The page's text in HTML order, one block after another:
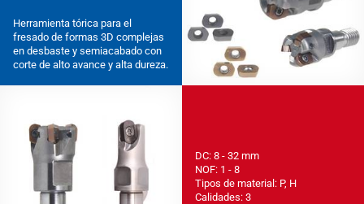
Herramienta tórica para el
fresado de formas 3D complejas
en desbaste y semiacabado con
corte de alto avance y alta dureza.
DC: 8 - 32 mm
NOF: 1 - 8
Tipos de material: P, H
Calidades: 3